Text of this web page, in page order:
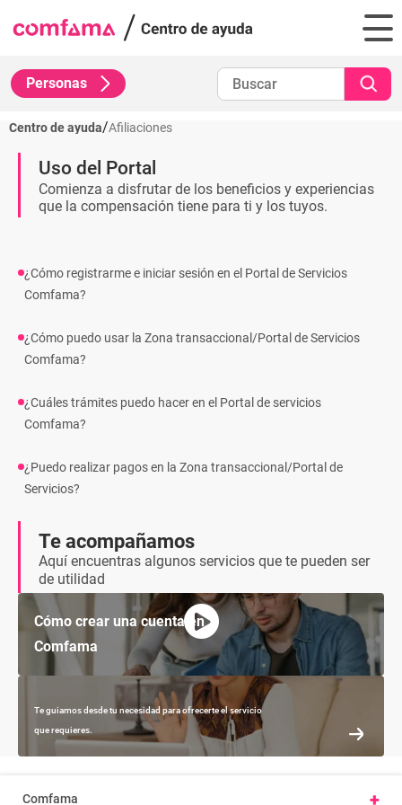
Personas
Centro de ayuda/Afiliaciones
Uso del Portal
Comienza a disfrutar de los beneficios y experiencias
que la compensación tiene para ti y los tuyos.
¿Cómo registrarme e iniciar sesión en el Portal de Servicios
Comfama?
¿Cómo puedo usar la Zona transaccional/Portal de Servicios
Comfama?
¿Cuáles trámites puedo hacer en el Portal de servicios
Comfama?
¿Puedo realizar pagos en la Zona transaccional/Portal de
Servicios?
Te acompañamos
Aquí encuentras algunos servicios que te pueden ser
de utilidad
Cómo crear una cuenta en
Comfama
Te guiamos desde tu necesidad para ofrecerte el servicio
que requieres.
Comfama +